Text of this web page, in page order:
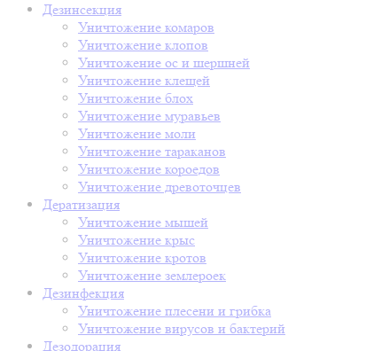
Дезинсекция
Уничтожение комаров
Уничтожение клопов
Уничтожение ос и шершней
Уничтожение клещей
Уничтожение блох
Уничтожение муравьев
Уничтожение моли
Уничтожение тараканов
Уничтожение короедов
Уничтожение древоточцев
Дератизация
Уничтожение мышей
Уничтожение крыс
Уничтожение кротов
Уничтожение землероек
Дезинфекция
Уничтожение плесени и грибка
Уничтожение вирусов и бактерий
Дезодорация